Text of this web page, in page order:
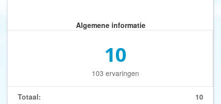
Algemene informatie
10
103 ervaringen
Totaal:
10